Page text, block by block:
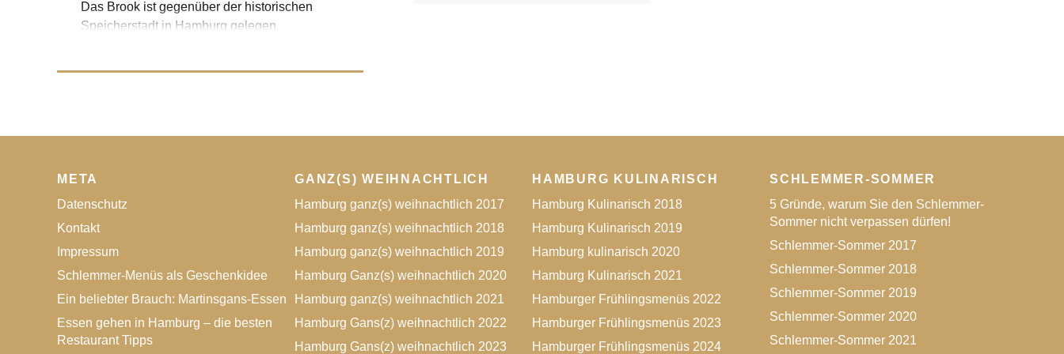
Das Brook ist gegenüber der historischen
Speicherstadt in Hamburg gelegen.
außergewöhnliche Atmosphäre. Neben einer
Katharinenkirche, wird seit September 2002
auf oberstem Niveau gekocht. Eine kreative
stehen für das Familienunternehmen.
META
Datenschutz
Kontakt
Impressum
Schlemmer-Menüs als Geschenkidee
Ein beliebter Brauch: Martinsgans-Essen
Essen gehen in Hamburg – die besten
Restaurant Tipps
GANZ(S) WEIHNACHTLICH
Hamburg ganz(s) weihnachtlich 2017
Hamburg ganz(s) weihnachtlich 2018
Hamburg ganz(s) weihnachtlich 2019
Hamburg Ganz(s) weihnachtlich 2020
Hamburg ganz(s) weihnachtlich 2021
Hamburg Gans(z) weihnachtlich 2022
Hamburg Gans(z) weihnachtlich 2023
HAMBURG KULINARISCH
Hamburg Kulinarisch 2018
Hamburg Kulinarisch 2019
Hamburg kulinarisch 2020
Hamburg Kulinarisch 2021
Hamburger Frühlingsmenüs 2022
Hamburger Frühlingsmenüs 2023
Hamburger Frühlingsmenüs 2024
SCHLEMMER-SOMMER
5 Gründe, warum Sie den Schlemmer-
Sommer nicht verpassen dürfen!
Schlemmer-Sommer 2017
Schlemmer-Sommer 2018
Schlemmer-Sommer 2019
Schlemmer-Sommer 2020
Schlemmer-Sommer 2021